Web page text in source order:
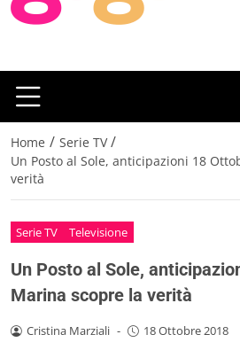
Home / Serie TV /
Un Posto al Sole, anticipazioni 18
verità
Serie TV Televisione
Un Posto al Sole,
Marina scopre la verità
Cristina Marziali - 18 Ottobre 2018